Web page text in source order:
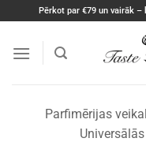
content
Pērkot par €79 un vairāk –
Parfimērijas